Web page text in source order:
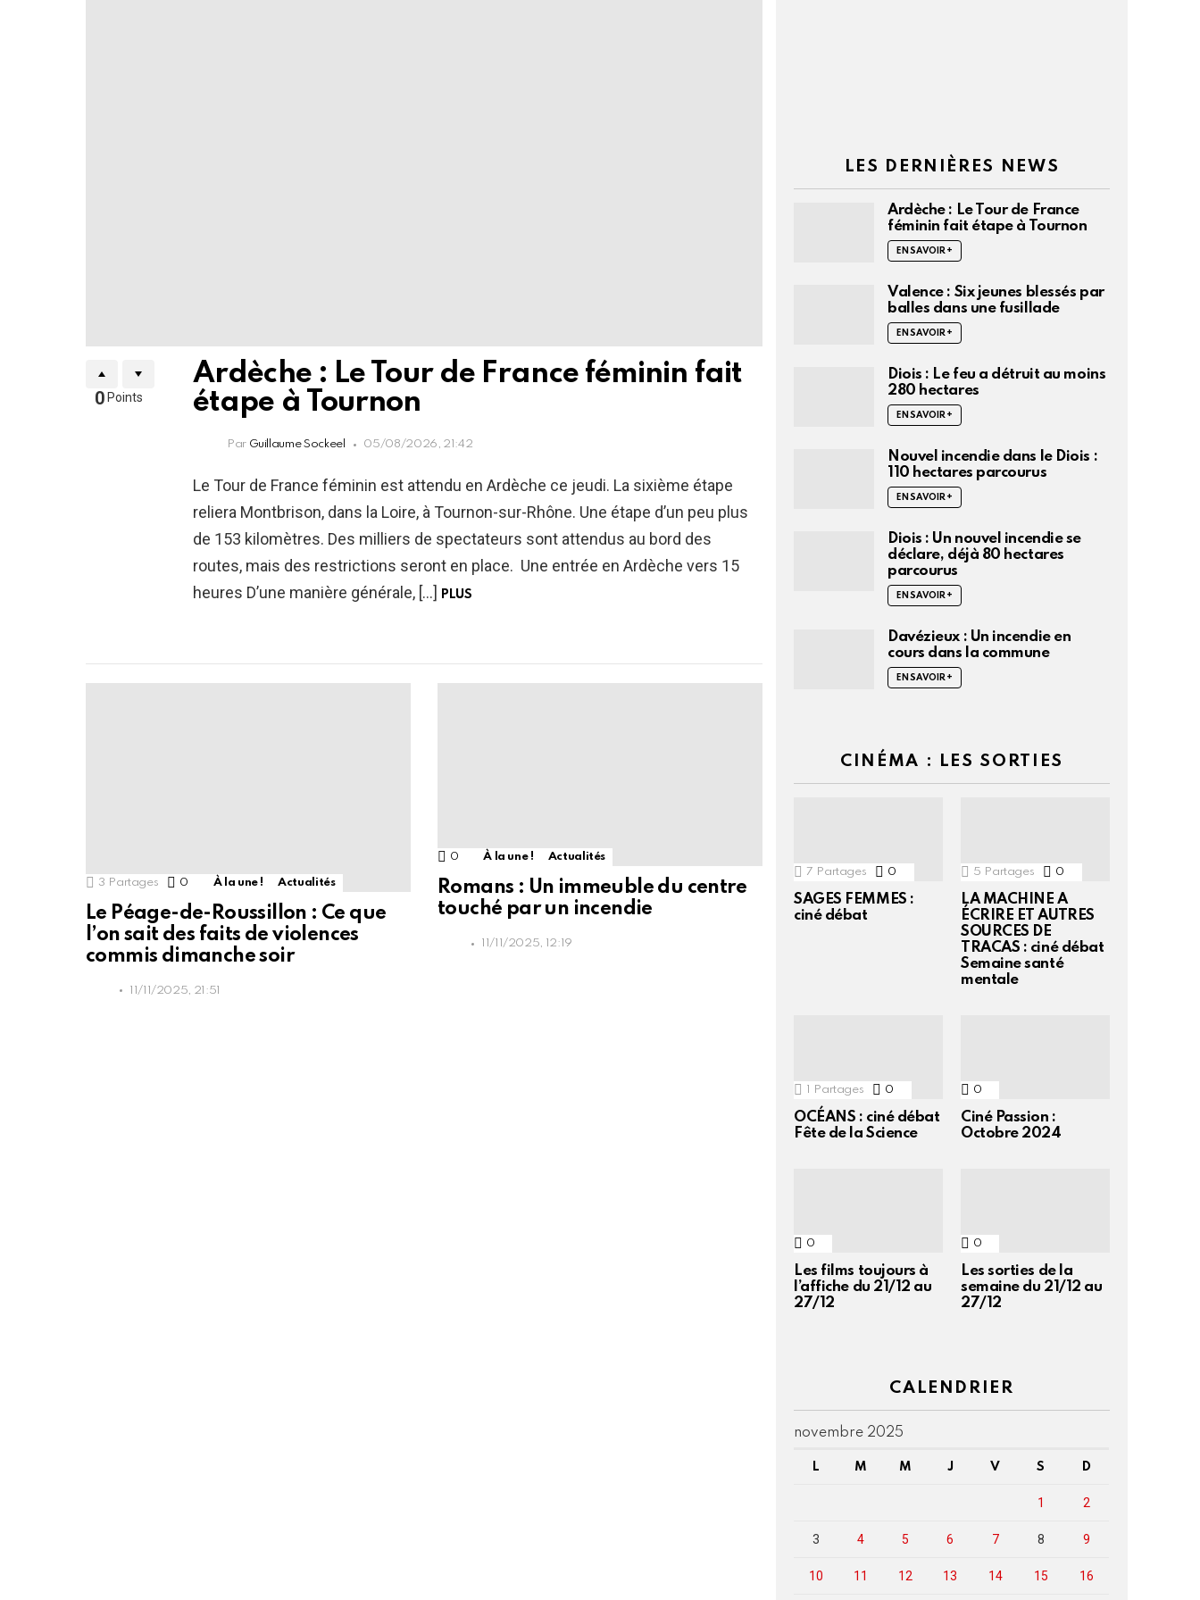
Ardèche : Le Tour de France féminin fait
étape à Tournon
Par Guillaume Sockeel 05/08/2026, 21:42
Le Tour de France féminin est attendu en Ardèche ce jeudi. La sixième étape
reliera Montbrison, dans la Loire, à Tournon-sur-Rhône. Une étape d’un peu plus
de 153 kilomètres. Des milliers de spectateurs sont attendus au bord des
routes, mais des restrictions seront en place. Une entrée en Ardèche vers 15
heures D’une manière générale, […]
PLUS
0 Points
3 Partages 0 Commentaires
À la une ! Actualités
Le Péage-de-Roussillon : Ce que
l’on sait des faits de violences
commis dimanche soir
11/11/2025, 21:51
0 Commentaires
À la une ! Actualités
Romans : Un immeuble du centre
touché par un incendie
11/11/2025, 12:19
LES DERNIÈRES NEWS
Ardèche : Le Tour de France
féminin fait étape à Tournon
EN SAVOIR +
Valence : Six jeunes blessés par
balles dans une fusillade
EN SAVOIR +
Diois : Le feu a détruit au moins
280 hectares
EN SAVOIR +
Nouvel incendie dans le Diois :
110 hectares parcourus
EN SAVOIR +
Diois : Un nouvel incendie se
déclare, déjà 80 hectares
parcourus
EN SAVOIR +
Davézieux : Un incendie en
cours dans la commune
EN SAVOIR +
CINÉMA : LES SORTIES
7 Partages 0 Commentaires
SAGES FEMMES :
ciné débat
5 Partages 0
LA MACHINE A
ÉCRIRE ET AUTRES
SOURCES DE
TRACAS : ciné débat
Semaine santé
mentale
Partages 0 Commentaires
OCÉANS : ciné débat
Fête de la Science
0
Ciné Passion :
Octobre 2024
0
Les films toujours à
l’affiche du 21/12 au
27/12
0
Les sorties de la
semaine du 21/12 au
27/12
CALENDRIER
novembre 2025
L M M J V S D
1 2
3 4 5 6 7 8 9
10 11 12 13 14 15 16